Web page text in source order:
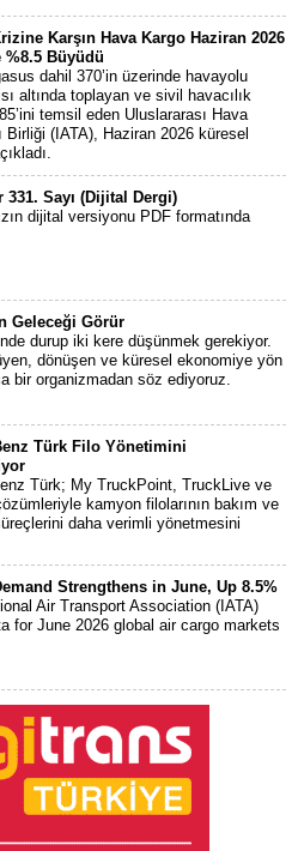
Karşın Hava Kargo Haziran 2026
%8.5 Büyüdü
dahil 370’in üzerinde havayolu
altında toplayan ve sivil havacılık
temsil eden Uluslararası Hava
Birliği (IATA), Haziran 2026 küresel
331. Sayı (Dijital Dergi)
dijital versiyonu PDF formatında
Geleceği Görür
durup iki kere düşünmek gerekiyor.
dönüşen ve küresel ekonomiye yön
bir organizmadan söz ediyoruz.
Türk Filo Yönetimini
Türk; My TruckPoint, TruckLive ve
kamyon filolarının bakım ve
daha verimli yönetmesini
Strengthens in June, Up 8.5%
Air Transport Association (IATA)
for June 2026 global air cargo markets